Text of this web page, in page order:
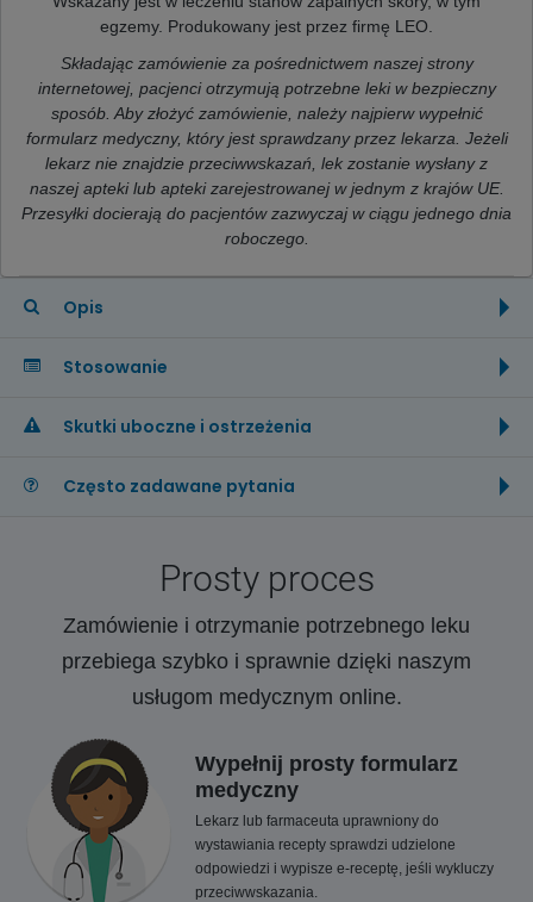
egzemy. Produkowany jest przez firmę LEO.
Składając zamówienie za pośrednictwem naszej strony
internetowej, pacjenci otrzymują potrzebne leki w bezpieczny
sposób. Aby złożyć zamówienie, należy najpierw wypełnić
formularz medyczny, który jest sprawdzany przez lekarza. Jeżeli
lekarz nie znajdzie przeciwwskazań, lek zostanie wysłany z
naszej apteki lub apteki zarejestrowanej w jednym z krajów UE.
Przesyłki docierają do pacjentów zazwyczaj w ciągu jednego dnia
roboczego.
Opis
Stosowanie
Skutki uboczne i ostrzeżenia
Często zadawane pytania
Prosty proces
Zamówienie i otrzymanie potrzebnego leku
przebiega szybko i sprawnie dzięki naszym
usługom medycznym online.
Wypełnij prosty formularz
medyczny
Lekarz lub farmaceuta uprawniony do
wystawiania recepty sprawdzi udzielone
odpowiedzi i wypisze e-receptę, jeśli wykluczy
przeciwwskazania.